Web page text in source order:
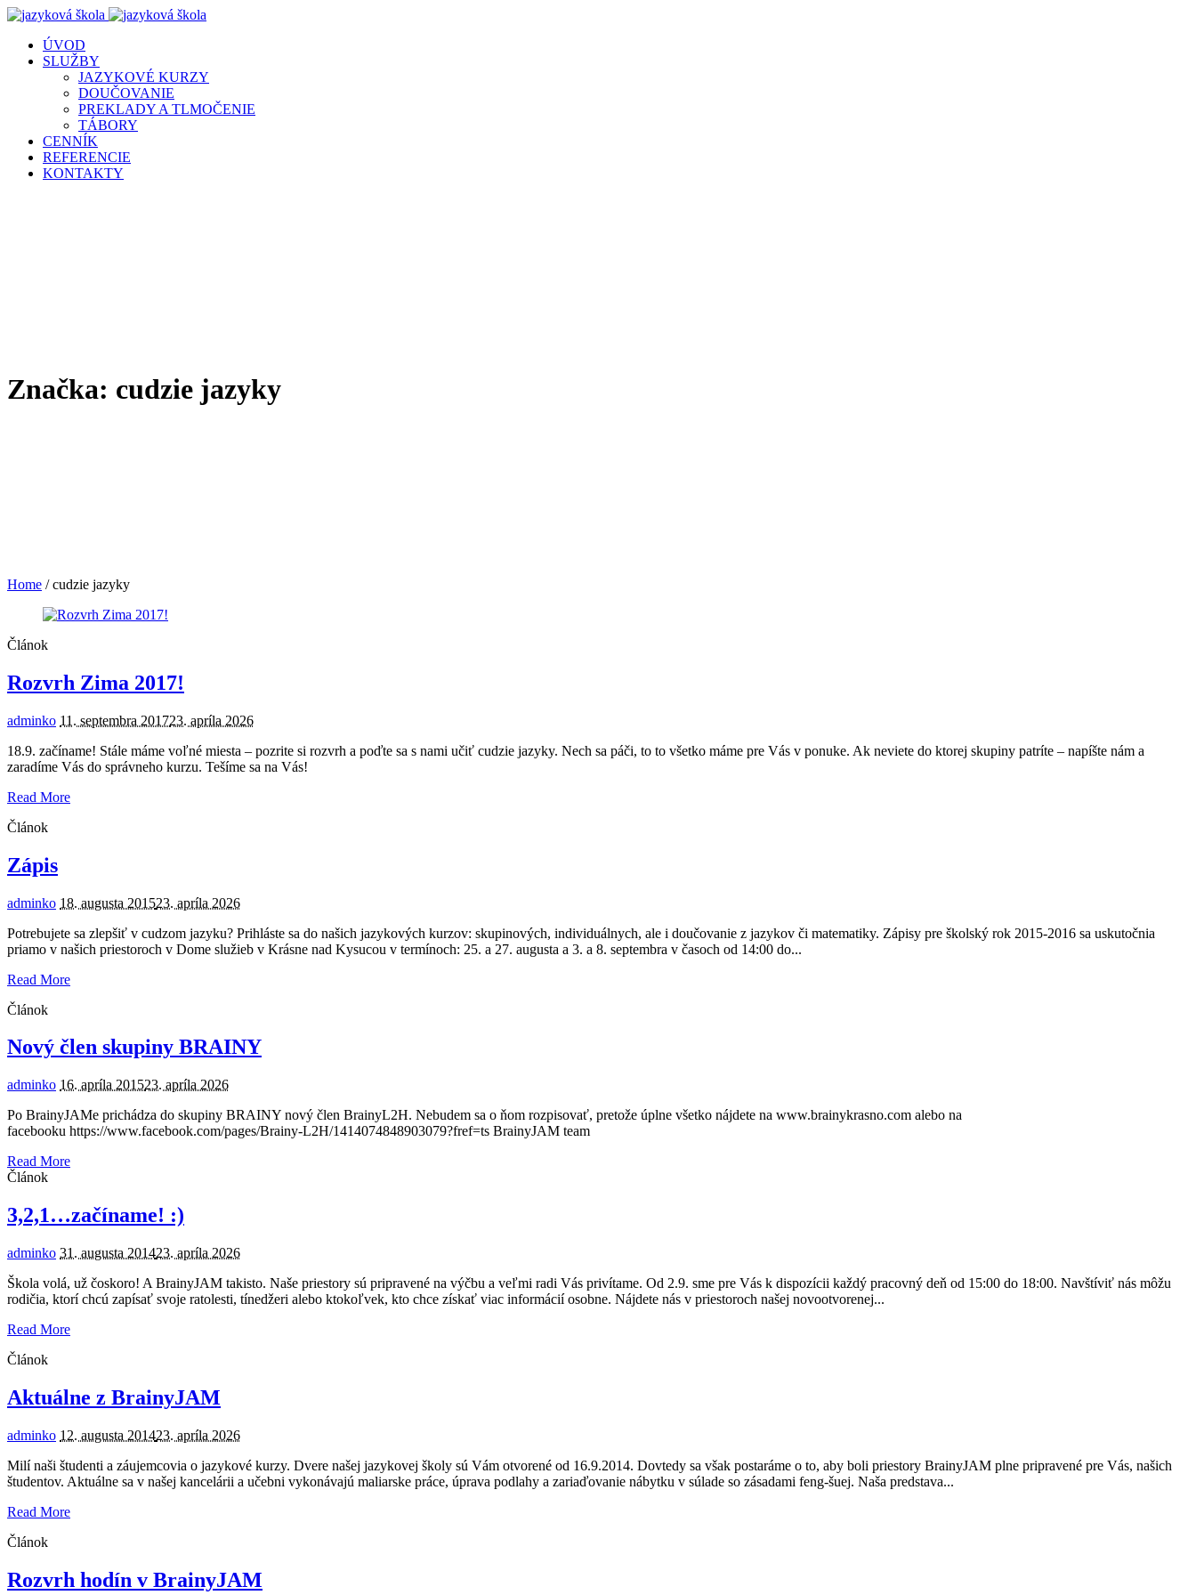
ÚVOD
SLUŽBY
JAZYKOVÉ KURZY
DOUČOVANIE
PREKLADY A TLMOČENIE
TÁBORY
CENNÍK
REFERENCIE
KONTAKTY
Značka: cudzie jazyky
Home /cudzie jazyky
Článok
Rozvrh Zima 2017!
adminko 11. septembra 201723. apríla 2026
18.9. začíname! Stále máme voľné miesta – pozrite si rozvrh a poďte sa s nami učiť cudzie jazyky. Nech sa páči, to to všetko máme pre Vás v ponuke. Ak neviete do ktorej skupiny patríte – napíšte nám a
zaradíme Vás do správneho kurzu. Tešíme sa na Vás!
Read More
Článok
Zápis
adminko 18. augusta 201523. apríla 2026
Potrebujete sa zlepšiť v cudzom jazyku? Prihláste sa do našich jazykových kurzov: skupinových, individuálnych, ale i doučovanie z jazykov či matematiky. Zápisy pre školský rok 2015-2016 sa uskutočnia
priamo v našich priestoroch v Dome služieb v Krásne nad Kysucou v termínoch: 25. a 27. augusta a 3. a 8. septembra v časoch od 14:00 do...
Read More
Článok
Nový člen skupiny BRAINY
adminko 16. apríla 201523. apríla 2026
Po BrainyJAMe prichádza do skupiny BRAINY nový člen BrainyL2H. Nebudem sa o ňom rozpisovať, pretože úplne všetko nájdete na www.brainykrasno.com alebo na
facebooku https://www.facebook.com/pages/Brainy-L2H/1414074848903079?fref=ts BrainyJAM team
Read More
Článok
3,2,1…začíname! :)
adminko 31. augusta 201423. apríla 2026
Škola volá, už čoskoro! A BrainyJAM takisto. Naše priestory sú pripravené na výčbu a veľmi radi Vás privítame. Od 2.9. sme pre Vás k dispozícii každý pracovný deň od 15:00 do 18:00. Navštíviť nás môžu
rodičia, ktorí chcú zapísať svoje ratolesti, tínedžeri alebo ktokoľvek, kto chce získať viac informácií osobne. Nájdete nás v priestoroch našej novootvorenej...
Read More
Článok
Aktuálne z BrainyJAM
adminko 12. augusta 201423. apríla 2026
Milí naši študenti a záujemcovia o jazykové kurzy. Dvere našej jazykovej školy sú Vám otvorené od 16.9.2014. Dovtedy sa však postaráme o to, aby boli priestory BrainyJAM plne pripravené pre Vás, našich
študentov. Aktuálne sa v našej kancelárii a učebni vykonávajú maliarske práce, úprava podlahy a zariaďovanie nábytku v súlade so zásadami feng-šuej. Naša predstava...
Read More
Článok
Rozvrh hodín v BrainyJAM